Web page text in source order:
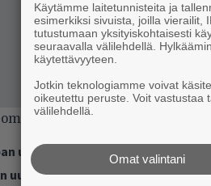
maunogang/sets/
uutiskirje ja tiedät mistä
uutiset ja puheenaiheet suoraan
Käytämme laitetunnisteita ja
esimerkiksi sivuista, joilla vierailit,
tutustumaan yksityiskohtaisesti
seuraavalla välilehdellä.
käytettävyyteen.
Jotkin teknologiamme voivat
oikeutettu peruste. Voit vastustaa
välilehdellä.
Omat valintani